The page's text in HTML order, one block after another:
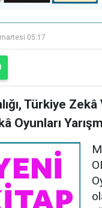
05:17
Türkiye Zekâ
Oyunları